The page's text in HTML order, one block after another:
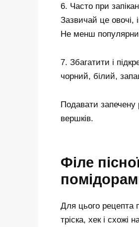
6. Часто при
Зазвичай це овочі,
Не менш
7. Збагатити і
чорний, білий,
Подавати запечену
вершків.
Філе
Для цього рецепта
тріска, хек і схожі